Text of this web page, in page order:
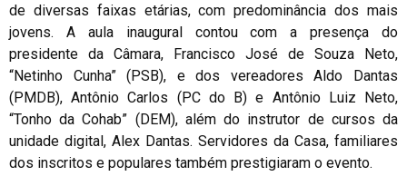
de diversas faixas etárias, com predominância dos mais
jovens. A aula inaugural contou com a presença do
presidente da Câmara, Francisco José de Souza Neto,
“Netinho Cunha” (PSB), e dos vereadores Aldo Dantas
(PMDB), Antônio Carlos (PC do B) e Antônio Luiz Neto,
“Tonho da Cohab” (DEM), além do instrutor de cursos da
unidade digital, Alex Dantas. Servidores da Casa, familiares
dos inscritos e populares também prestigiaram o evento.